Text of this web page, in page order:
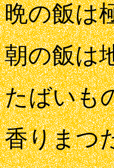
晩の飯は
朝の飯は
たばいも
香りまつ